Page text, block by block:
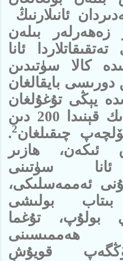
ئانىلارنىڭ
زەھەرلەر بىلەن
ئانا
كالا سۈتىدىن
دورىسى بايقالغان
يېڭى تۇغۇلغان
بوۋاقلارنىڭ كىندىك قېنىدا 200 دىن
چىقىلغان2
.
ئىكەن، ھازىر
ئانا سۈتىنى
ئەممەسلىكى،
بىتاب بولىشى
بولۇپ، تۇغما
ھەممىسىنى
قويۇش